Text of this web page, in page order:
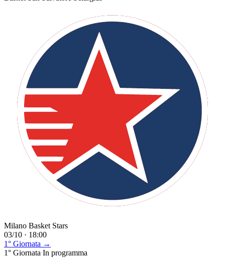
Milano Basket Stars
03/10 · 18:00
1° Giornata →
1° Giornata In programma